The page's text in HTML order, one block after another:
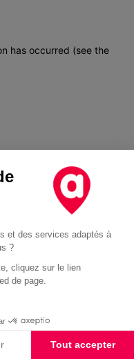
has occurred (see the
et des services adaptés à
?
cliquez sur le lien
de page.
Tout accepter